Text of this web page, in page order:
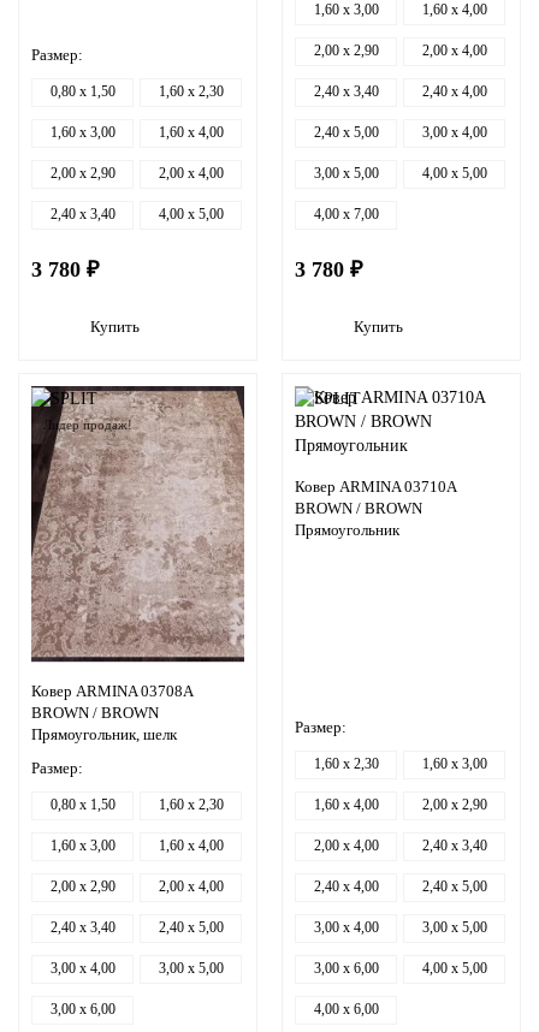
Размер:
0,80 x 1,50 1,60 x 2,30
1,60 x 3,00 1,60 x 4,00
2,00 x 2,90 2,00 x 4,00
2,40 x 3,40 4,00 x 5,00
3 780 ₽
Купить
1,60 x 3,00 1,60 x 4,00
2,00 x 2,90 2,00 x 4,00
2,40 x 3,40 2,40 x 4,00
2,40 x 5,00 3,00 x 4,00
3,00 x 5,00 4,00 x 5,00
4,00 x 7,00
3 780 ₽
Купить
Лидер продаж!
Ковер ARMINA 03708A
BROWN / BROWN
Прямоугольник, шелк
Размер:
0,80 x 1,50 1,60 x 2,30
1,60 x 3,00 1,60 x 4,00
2,00 x 2,90 2,00 x 4,00
2,40 x 3,40 2,40 x 5,00
3,00 x 4,00 3,00 x 5,00
3,00 x 6,00
Ковер ARMINA 03710A
BROWN / BROWN
Прямоугольник
Размер:
1,60 x 2,30 1,60 x 3,00
1,60 x 4,00 2,00 x 2,90
2,00 x 4,00 2,40 x 3,40
2,40 x 4,00 2,40 x 5,00
3,00 x 4,00 3,00 x 5,00
3,00 x 6,00 4,00 x 5,00
4,00 x 6,00